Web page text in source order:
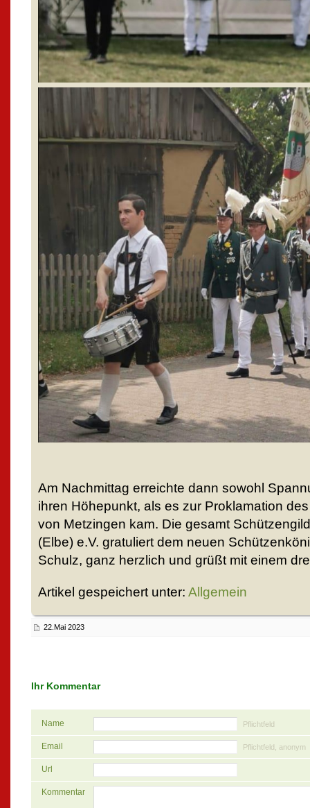
Am Nachmittag erreichte dann sowohl
ihren Höhepunkt, als es zur Proklamation
von Metzingen kam. Die gesamt
(Elbe) e.V. gratuliert dem neuen
Schulz, ganz herzlich und grüßt mit einem
Artikel gespeichert unter: Allgemein
22.Mai 2023
Ihr Kommentar
Name Pflichtfeld
Email Pflichtfeld, anonym
Url
Kommentar